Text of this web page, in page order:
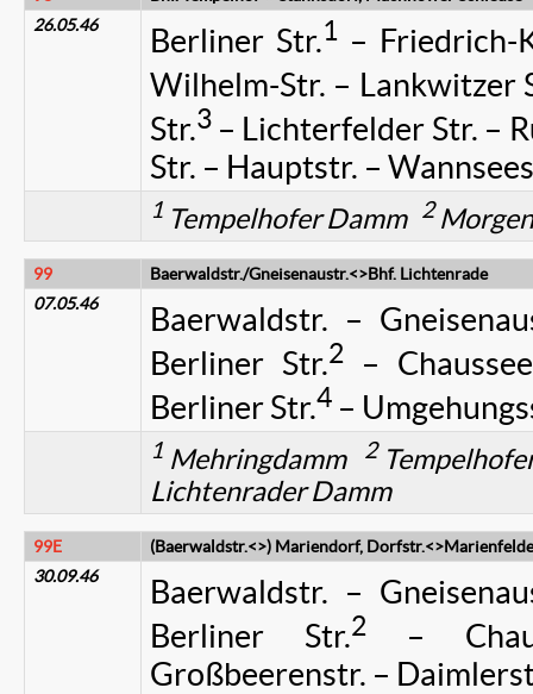
26.05.46
Berliner Str.1– Friedrich-
Wilhelm-Str. – Lankwitzer
Str.3 – Lichterfelder Str. –
Str. – Hauptstr. –
1 Tempelhofer Damm 2
99
Baerwaldstr./Gneisenaustr.<>Bhf. Lichtenrade
07.05.46
Baerwaldstr. –
Berliner Str.2–
Berliner Str.4 –
1 Mehringdamm 2
Lichtenrader Damm
99E
(Baerwaldstr.<>) Mariendorf,
30.09.46
Baerwaldstr. –
Berliner Str.2–
Großbeerenstr. –